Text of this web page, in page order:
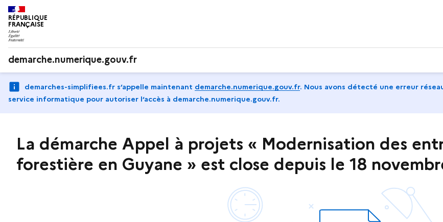
RÉPUBLIQUE
FRANÇAISE
demarche.numerique.gouv.fr
demarches-simplifiees.fr s’appelle maintenant demarche.numerique.gouv.fr. Nous avons détecté une erreur
service informatique pour autoriser l‘accès à demarche.numerique.gouv.fr.
La démarche Appel à projets « Modernisation des
forestière en Guyane » est close depuis le 18